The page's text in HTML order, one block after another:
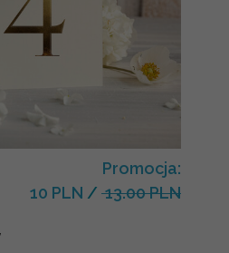
Promocja:
10 PLN / 13.00 PLN